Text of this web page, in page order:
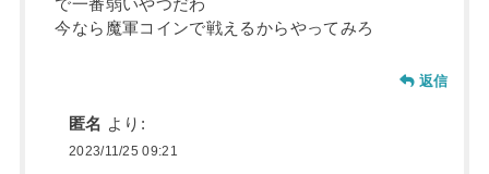
で一番弱いやつだわ
今なら魔軍コインで戦えるからやってみろ
返信
匿名 より:
2023/11/25 09:21